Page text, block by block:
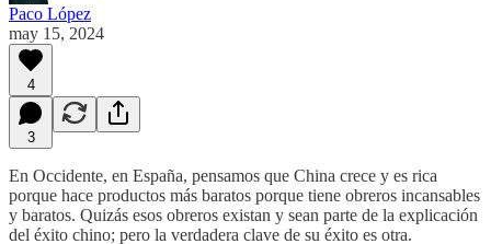
Paco López
may 15, 2024
4
3
En Occidente, en España, pensamos que China crece y es rica
porque hace productos más baratos porque tiene obreros incansables
y baratos. Quizás esos obreros existan y sean parte de la explicación
del éxito chino; pero la verdadera clave de su éxito es otra.